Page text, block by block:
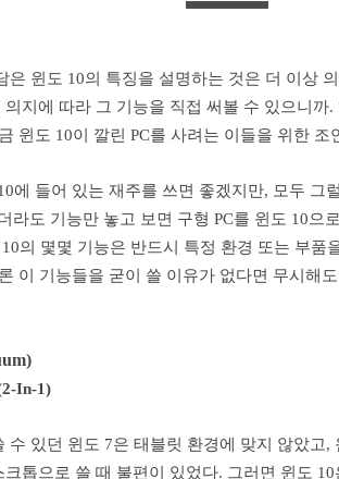
은 윈도 10의 특징을 설명하는 것은 더 이상
의지에 따라 그 기능을 직접 써볼 수 있으니까
윈도 10이 깔린 PC를 사려는 이들을 위한 조
에 들어 있는 재주를 쓰면 좋겠지만, 모두 그
라도 기능만 놓고 보면 구형 PC를 윈도 10으
의 몇몇 기능은 반드시 특정 환경 또는 부품
이 기능들을 굳이 쓸 이유가 없다면 무시해
In-1)
수 있던 윈도 7은 태블릿 환경에 맞지 않았고,
톱으로 쓸 때 불편이 있었다. 그러면 윈도